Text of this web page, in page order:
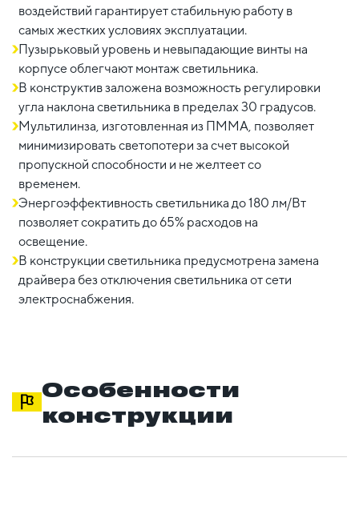
воздействий гарантирует стабильную работу в
самых жестких условиях эксплуатации.
Пузырьковый уровень и невыпадающие винты на
корпусе облегчают монтаж светильника.
В конструктив заложена возможность регулировки
угла наклона светильника в пределах 30 градусов.
Мультилинза, изготовленная из ПММА, позволяет
минимизировать светопотери за счет высокой
пропускной способности и не желтеет со
временем.
Энергоэффективность светильника до 180 лм/Вт
позволяет сократить до 65% расходов на
освещение.
В конструкции светильника предусмотрена замена
драйвера без отключения светильника от сети
электроснабжения.
Особенности
конструкции